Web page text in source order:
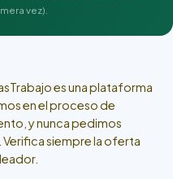
vez).
es una plataforma
en el proceso de
y nunca pedimos
siempre la oferta